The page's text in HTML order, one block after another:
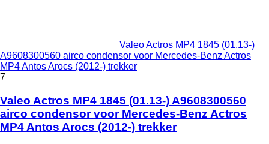
Valeo Actros MP4 1845 (01.13-)
A9608300560 airco condensor voor Mercedes-Benz Actros
MP4 Antos Arocs (2012-) trekker
7
Valeo Actros MP4 1845 (01.13-) A9608300560
airco condensor voor Mercedes-Benz Actros
MP4 Antos Arocs (2012-) trekker